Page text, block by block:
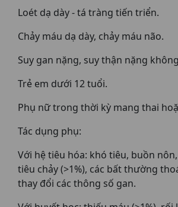
Loét dạ dày - tá tràng tiến triển.
Chảy máu dạ dày, chảy máu não.
Suy gan nặng, suy thận nặng
Trẻ em dưới 12 tuổi.
Phụ nữ trong thời kỳ mang thai
Tác dụng phụ:
Với hệ tiêu hóa: khó tiêu, buồn
tiêu chảy (>1%), các bất thường
thay đổi các thông số gan.